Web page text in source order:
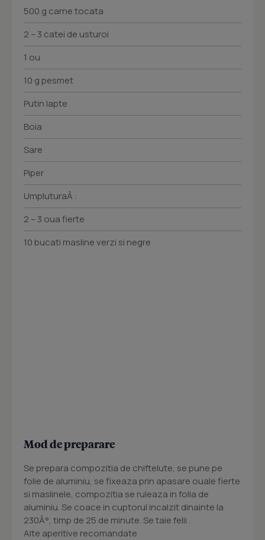
500 g carne tocata
2 – 3 catei de usturoi
1 ou
10 g pesmet
Putin lapte
Boia
Sare
Piper
UmpluturaÂ :
2 – 3 oua fierte
10 bucati masline verzi si negre
Mod de preparare
Se prepara compozitia de chiftelute, se pune pe
folie de aluminiu, se fixeaza prin apasare ouale fierte
si maslinele, compozitia se ruleaza in folia de
aluminiu. Se coace in cuptorul incalzit dinainte la
230Â°, timp de 25 de minute. Se taie felii .
Alte aperitive recomandate